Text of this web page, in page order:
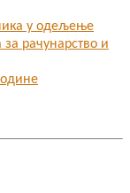
у одељење
рачунарство и